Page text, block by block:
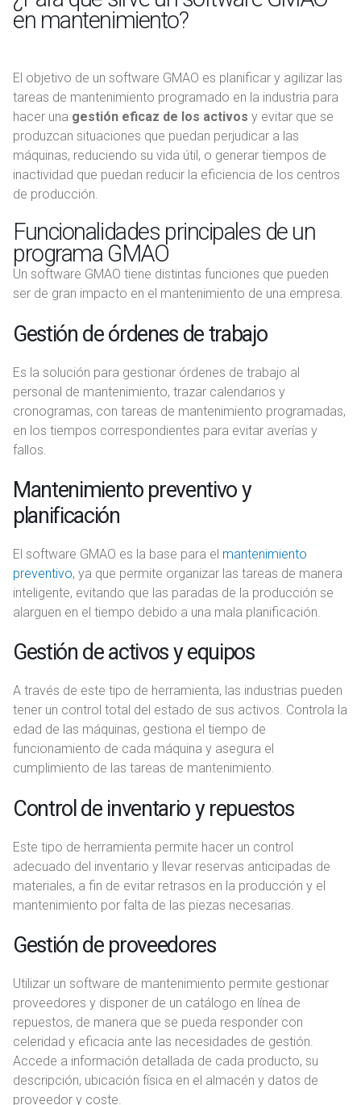
en mantenimiento?
El objetivo de un software GMAO es planificar y agilizar las
tareas de mantenimiento programado en la industria para
hacer una gestión eficaz de los activos y evitar que se
produzcan situaciones que puedan perjudicar a las
máquinas, reduciendo su vida útil, o generar tiempos de
inactividad que puedan reducir la eficiencia de los centros
de producción.
Funcionalidades principales de un
programa GMAO
Un software GMAO tiene distintas funciones que pueden
ser de gran impacto en el mantenimiento de una empresa.
Gestión de órdenes de trabajo
Es la solución para gestionar órdenes de trabajo al
personal de mantenimiento, trazar calendarios y
cronogramas, con tareas de mantenimiento programadas,
en los tiempos correspondientes para evitar averías y
fallos.
Mantenimiento preventivo y
planificación
El software GMAO es la base para el mantenimiento
preventivo, ya que permite organizar las tareas de manera
inteligente, evitando que las paradas de la producción se
alarguen en el tiempo debido a una mala planificación.
Gestión de activos y equipos
A través de este tipo de herramienta, las industrias pueden
tener un control total del estado de sus activos. Controla la
edad de las máquinas, gestiona el tiempo de
funcionamiento de cada máquina y asegura el
cumplimiento de las tareas de mantenimiento.
Control de inventario y repuestos
Este tipo de herramienta permite hacer un control
adecuado del inventario y llevar reservas anticipadas de
materiales, a fin de evitar retrasos en la producción y el
mantenimiento por falta de las piezas necesarias.
Gestión de proveedores
Utilizar un software de mantenimiento permite gestionar
proveedores y disponer de un catálogo en línea de
repuestos, de manera que se pueda responder con
celeridad y eficacia ante las necesidades de gestión.
Accede a información detallada de cada producto, su
descripción, ubicación física en el almacén y datos de
proveedor y coste.